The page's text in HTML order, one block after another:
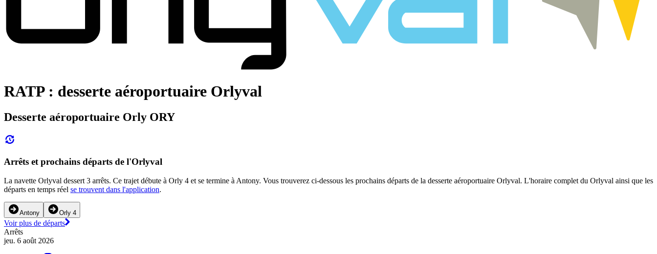
RATP : desserte aéroportuaire Orlyval
Desserte aéroportuaire Orly ORY
Arrêts et prochains départs de l'Orlyval
La navette Orlyval dessert 3 arrêts. Ce trajet débute à Orly 4 et se termine à Antony. Vous trouverez ci-dessous les prochains départs de la desserte aéroportuaire Orlyval. L'horaire complet du Orlyval ainsi que les
départs en temps réel se trouvent dans l'application.
Antony Orly 4
Voir plus de départs
Arrêts
jeu. 6 août 2026